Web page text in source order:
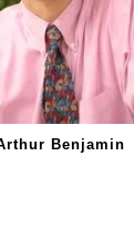
Benjamin